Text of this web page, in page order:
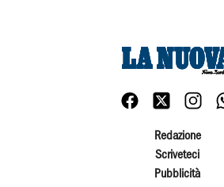
Redazione
Scriveteci
Pubblicità